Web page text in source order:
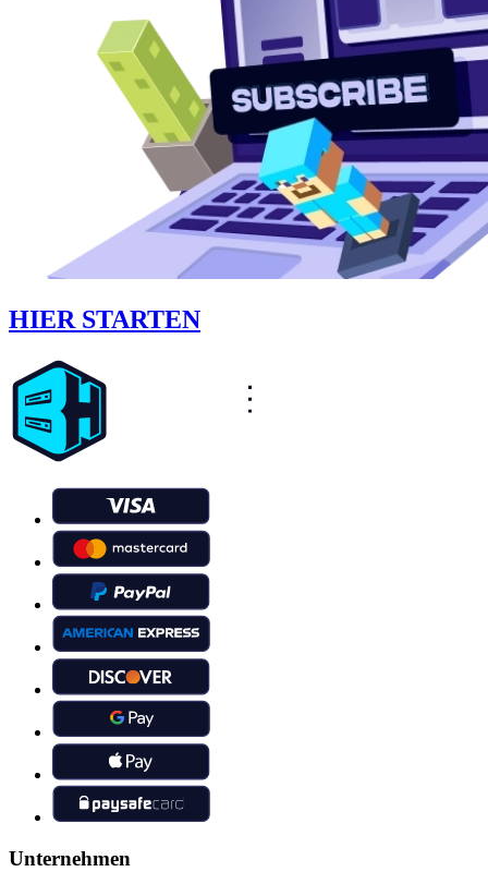
HIER STARTEN
Unternehmen